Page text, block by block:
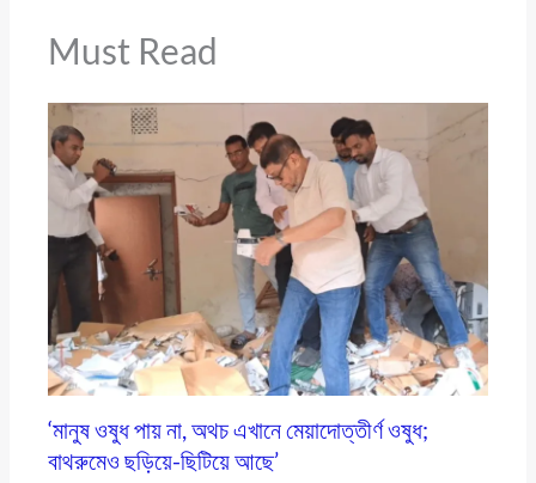
Must Read
‘মানুষ ওষুধ পায় না, অথচ এখানে মেয়াদোত্তীর্ণ ওষুধ;
বাথরুমেও ছড়িয়ে-ছিটিয়ে আছে’